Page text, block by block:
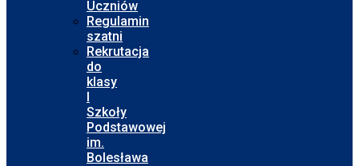
Uczniów
Regulamin
szatni
Rekrutacja
do
klasy
I
Szkoły
Podstawowej
im.
Bolesława